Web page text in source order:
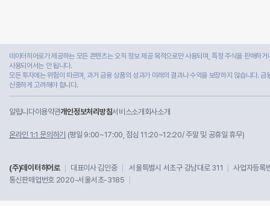
데이터히어로가 제공하는 모든 콘텐츠는 오직 정보 제공 목적으로만 사용되며, 특정 주식을 판매하
사용되어서는 안 됩니다.
모든 투자에는 위험이 따르며, 과거 금융 상품의 성과가 미래의 결과나 수익을 보장하지 않습니다.
신중하게 고려해야 합니다.
알립니다이용약관개인정보처리방침서비스소개 회사소개
온라인 1:1 문의하기 (평일 9:00~17:00, 점심 11:20~12:20/ 주말 및 공휴일 휴무)
(주)데이터히어로 대표이사 김인중 서울특별시 서초구 강남대로 311
사업자등
통신판매업번호 2020-서울서초-3185